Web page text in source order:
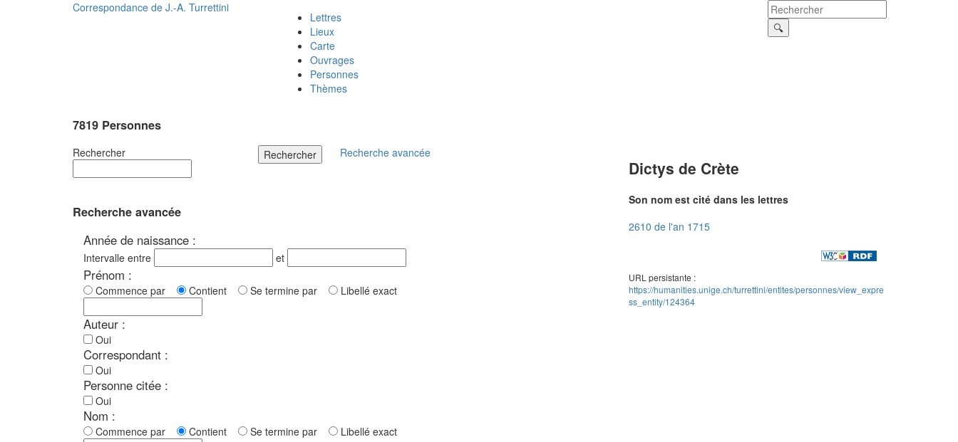
Correspondance de J.-A. Turrettini
Lettres
Lieux
Carte
Ouvrages
Personnes
Thèmes
7819 Personnes
Rechercher Rechercher Recherche avancée
Recherche avancée
Année de naissance :
Intervalle entre et
Prénom :
Commence par Contient Se termine par Libellé exact
Auteur :
Oui
Correspondant :
Oui
Personne citée :
Oui
Nom :
Commence par Contient Se termine par Libellé exact
Dictys de Crète
Son nom est cité dans les lettres
2610 de l'an 1715
URL persistante :
https://humanities.unige.ch/turrettini/entites/personnes/view_expre
ss_entity/124364